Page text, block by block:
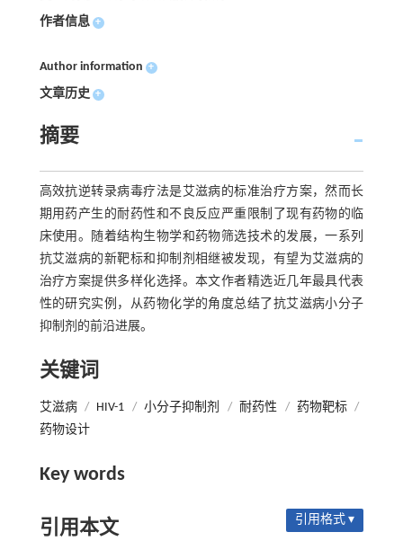
作者信息 +
Author information +
文章历史 +
摘要
高效抗逆转录病毒疗法是艾滋病的标准治疗方案，然而长
期用药产生的耐药性和不良反应严重限制了现有药物的临
床使用。随着结构生物学和药物筛选技术的发展，一系列
抗艾滋病的新靶标和抑制剂相继被发现，有望为艾滋病的
治疗方案提供多样化选择。本文作者精选近几年最具代表
性的研究实例，从药物化学的角度总结了抗艾滋病小分子
抑制剂的前沿进展。
关键词
艾滋病 / HIV-1 / 小分子抑制剂 / 耐药性 / 药物靶标 /
药物设计
Key words
引用本文 引用格式 ▾